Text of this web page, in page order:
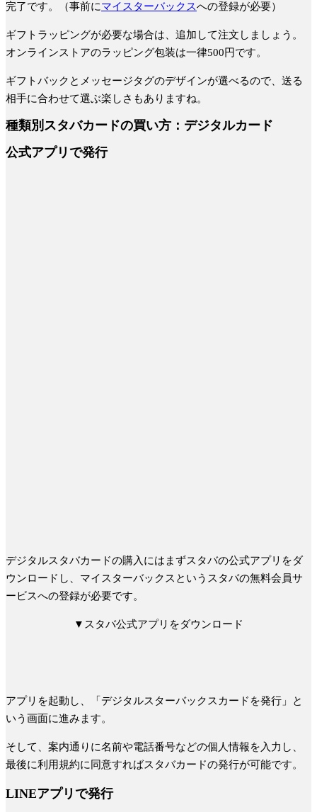
完了です。（事前にマイスターバックスへの登録が必要）
ギフトラッピングが必要な場合は、追加して注文しましょう。
オンラインストアのラッピング包装は一律500円です。
ギフトバックとメッセージタグのデザインが選べるので、送る
相手に合わせて選ぶ楽しさもありますね。
種類別スタバカードの買い方：デジタルカード
公式アプリで発行
デジタルスタバカードの購入にはまずスタバの公式アプリをダ
ウンロードし、マイスターバックスというスタバの無料会員サ
ービスへの登録が必要です。
▼スタバ公式アプリをダウンロード
アプリを起動し、「デジタルスターバックスカードを発行」と
いう画面に進みます。
そして、案内通りに名前や電話番号などの個人情報を入力し、
最後に利用規約に同意すればスタバカードの発行が可能です。
LINEアプリで発行